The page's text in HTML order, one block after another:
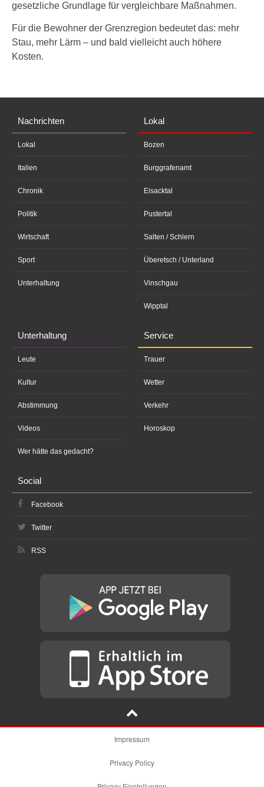
gesetzliche Grundlage für vergleichbare Maßnahmen.
Für die Bewohner der Grenzregion bedeutet das: mehr
Stau, mehr Lärm – und bald vielleicht auch höhere
Kosten.
Nachrichten
Lokal
Italien
Chronik
Politik
Wirtschaft
Sport
Unterhaltung
Lokal
Bozen
Burggrafenamt
Eisacktal
Pustertal
Salten / Schlern
Überetsch / Unterland
Vinschgau
Wipptal
Unterhaltung
Leute
Kultur
Abstimmung
Videos
Wer hätte das gedacht?
Service
Trauer
Wetter
Verkehr
Horoskop
Social
Facebook
Twitter
RSS
Impressum
Privacy Policy